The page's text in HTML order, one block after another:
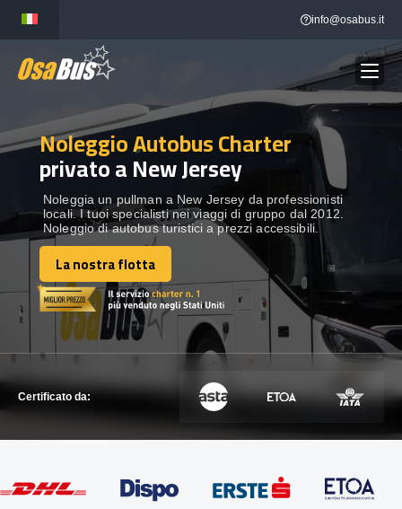
content
info@osabus.it
NOLEGGIO AUTOBUS Show dropdown
DESTINAZIONI Show dropdown
FLOTTA
METTITI IN CONTATTO
METTITI IN CONTATTO
Noleggio Autobus Charter
privato a New Jersey
Noleggia un pullman a New Jersey da professionisti
locali. I tuoi specialisti nei viaggi di gruppo dal 2012.
Noleggio di autobus turistici a prezzi accessibili.
La nostra flotta
La nostra flotta
Certificato da: